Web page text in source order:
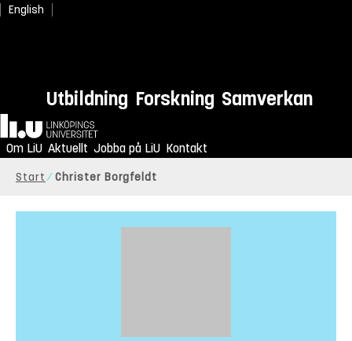
English
Utbildning Forskning Samverkan
Hem
Om LiU Aktuellt Jobba på LiU Kontakt
Start Christer Borgfeldt